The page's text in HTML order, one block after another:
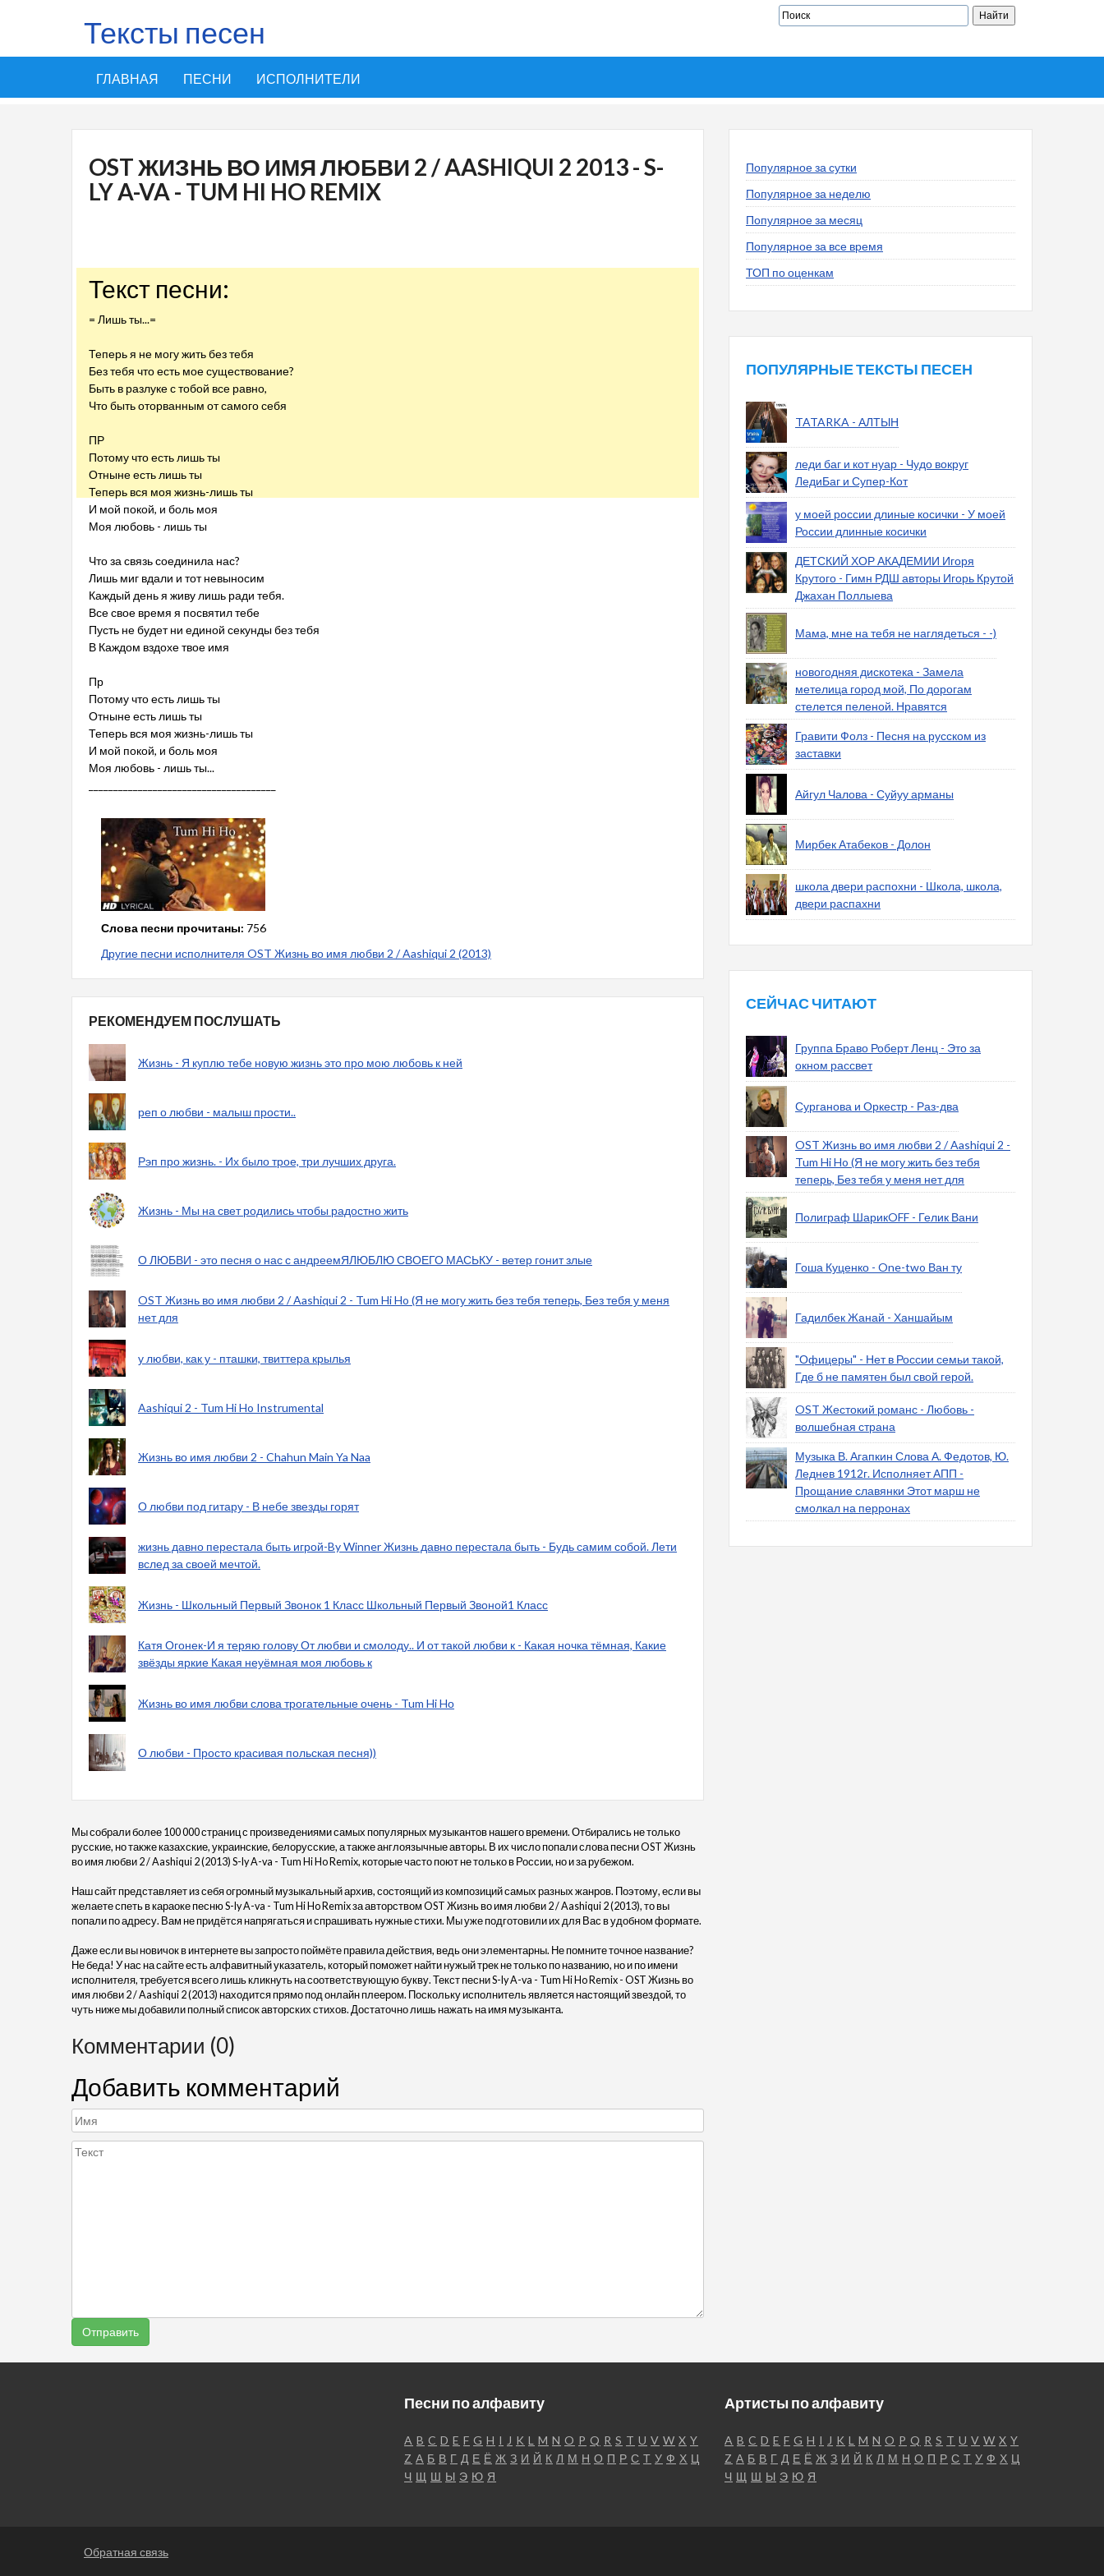
Тексты песен
ГЛАВНАЯ ПЕСНИ ИСПОЛНИТЕЛИ
OST ЖИЗНЬ ВО ИМЯ ЛЮБВИ 2 / AASHIQUI 2 2013 - S-
LY A-VA - TUM HI HO REMIX
Текст песни:
= Лишь ты...=
Теперь я не могу жить без тебя
Без тебя что есть мое существование?
Быть в разлуке с тобой все равно,
Что быть оторванным от самого себя
ПР
Потому что есть лишь ты
Отныне есть лишь ты
Теперь вся моя жизнь-лишь ты
И мой покой, и боль моя
Моя любовь - лишь ты
Что за связь соединила нас?
Лишь миг вдали и тот невыносим
Каждый день я живу лишь ради тебя.
Все свое время я посвятил тебе
Пусть не будет ни единой секунды без тебя
В Каждом вздохе твое имя
Пр
Потому что есть лишь ты
Отныне есть лишь ты
Теперь вся моя жизнь-лишь ты
И мой покой, и боль моя
Моя любовь - лишь ты...
Слова песни прочитаны: 756
Другие песни исполнителя OST Жизнь во имя любви 2 / Aashiqui 2 (2013)
РЕКОМЕНДУЕМ ПОСЛУШАТЬ
Жизнь - Я куплю тебе новую жизнь это про мою любовь к ней
реп о любви - малыш прости..
Рэп про жизнь. - Их было трое, три лучших друга.
Жизнь - Мы на свет родились чтобы радостно жить
О ЛЮБВИ - это песня о нас с андреемЯЛЮБЛЮ СВОЕГО МАСЬКУ - ветер гонит злые
OST Жизнь во имя любви 2 / Aashiqui 2 - Tum Hi Ho (Я не могу жить без тебя теперь, Без тебя у меня
нет для
у любви, как у - пташки, твиттера крылья
Aashiqui 2 - Tum Hi Ho Instrumental
Жизнь во имя любви 2 - Chahun Main Ya Naa
О любви под гитару - В небе звезды горят
жизнь давно перестала быть игрой-By Winner Жизнь давно перестала быть - Будь самим собой. Лети
вслед за своей мечтой.
Жизнь - Школьный Первый Звонок 1 Класс Школьный Первый Звоной1 Класс
Катя Огонек-И я теряю голову От любви и смолоду.. И от такой любви к - Какая ночка тёмная, Какие
звёзды яркие Какая неуёмная моя любовь к
Жизнь во имя любви слова трогательные очень - Tum Hi Hо
О любви - Просто красивая польская песня))
Мы собрали более 100 000 страниц с произведениями самых популярных музыкантов нашего времени. Отбирались не только
русские, но также казахские, украинские, белорусские, а также англоязычные авторы. В их число попали слова песни OST Жизнь
во имя любви 2 / Aashiqui 2 (2013) S-ly A-va - Tum Hi Ho Remix, которые часто поют не только в России, но и за рубежом.
Наш сайт представляет из себя огромный музыкальный архив, состоящий из композиций самых разных жанров. Поэтому, если вы
желаете спеть в караоке песню S-ly A-va - Tum Hi Ho Remix за авторством OST Жизнь во имя любви 2 / Aashiqui 2 (2013), то вы
попали по адресу. Вам не придётся напрягаться и спрашивать нужные стихи. Мы уже подготовили их для Вас в удобном формате.
Даже если вы новичок в интернете вы запросто поймёте правила действия, ведь они элементарны. Не помните точное название?
Не беда! У нас на сайте есть алфавитный указатель, который поможет найти нужый трек не только по названию, но и по имени
исполнителя, требуется всего лишь кликнуть на соответствующую букву. Текст песни S-ly A-va - Tum Hi Ho Remix - OST Жизнь во
имя любви 2 / Aashiqui 2 (2013) находится прямо под онлайн плеером. Поскольку исполнитель является настоящий звездой, то
чуть ниже мы добавили полный список авторских стихов. Достаточно лишь нажать на имя музыканта.
Комментарии (0)
Добавить комментарий
Популярное за сутки
Популярное за неделю
Популярное за месяц
Популярное за все время
ТОП по оценкам
ПОПУЛЯРНЫЕ ТЕКСТЫ ПЕСЕН
TATARKA - АЛТЫН
леди баг и кот нуар - Чудо вокруг
ЛедиБаг и Супер-Кот
у моей россии длиные косички - У моей
России длинные косички
ДЕТСКИЙ ХОР АКАДЕМИИ Игоря
Крутого - Гимн РДШ авторы Игорь Крутой
Джахан Поллыева
Мама, мне на тебя не наглядеться - -)
новогодняя дискотека - Замела
метелица город мой, По дорогам
стелется пеленой. Нравятся
Гравити Фолз - Песня на русском из
заставки
Айгул Чалова - Суйуу арманы
Мирбек Атабеков - Долон
школа двери распохни - Школа, школа,
двери распахни
СЕЙЧАС ЧИТАЮТ
Группа Браво Роберт Ленц - Это за
окном рассвет
Сурганова и Оркестр - Раз-два
OST Жизнь во имя любви 2 / Aashiqui 2 -
Tum Hi Ho (Я не могу жить без тебя
теперь, Без тебя у меня нет для
Полиграф ШарикOFF - Гелик Вани
Гоша Куценко - One-two Ван ту
Гадилбек Жанай - Ханшайым
"Офицеры" - Нет в России семьи такой,
Где б не памятен был свой герой.
OST Жестокий романс - Любовь -
волшебная страна
Музыка В. Агапкин Слова А. Федотов, Ю.
Леднев 1912г. Исполняет АПП -
Прощание славянки Этот марш не
смолкал на перронах
Песни по алфавиту
A B C D E F G H I J K L M N O P Q R S T U V W X Y
Z А Б В Г Д Е Ё Ж З И Й К Л М Н О П Р С Т У Ф Х Ц
Ч Щ Ш Ы Э Ю Я
Артисты по алфавиту
A B C D E F G H I J K L M N O P Q R S T U V W X Y
Z А Б В Г Д Е Ё Ж З И Й К Л М Н О П Р С Т У Ф Х Ц
Ч Щ Ш Ы Э Ю Я
Обратная связь